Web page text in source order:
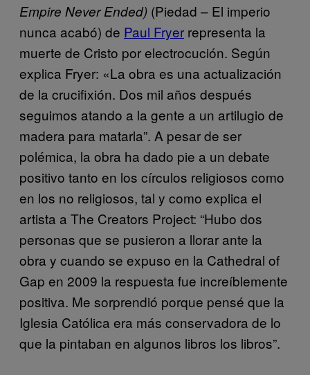
Empire Never Ended) (Piedad – El imperio
nunca acabó) de Paul Fryer representa la
muerte de Cristo por electrocución. Según
explica Fryer: «La obra es una actualización
de la crucifixión. Dos mil años después
seguimos atando a la gente a un artilugio de
madera para matarla”. A pesar de ser
polémica, la obra ha dado pie a un debate
positivo tanto en los círculos religiosos como
en los no religiosos, tal y como explica el
artista a The Creators Project: “Hubo dos
personas que se pusieron a llorar ante la
obra y cuando se expuso en la Cathedral of
Gap en 2009 la respuesta fue increíblemente
positiva. Me sorprendió porque pensé que la
Iglesia Católica era más conservadora de lo
que la pintaban en algunos libros los libros”.